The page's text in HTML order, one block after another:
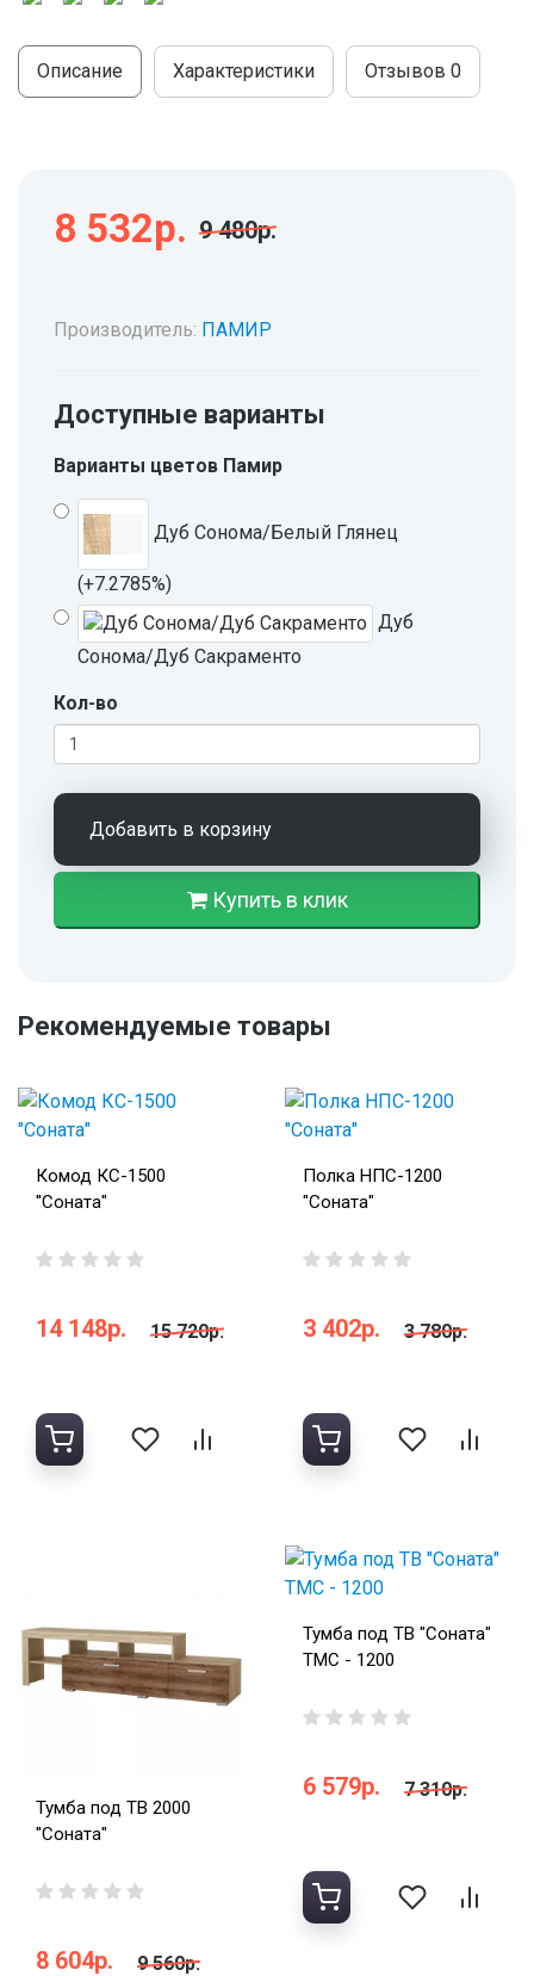
СТОЛЫ ПИСЬМЕННЫЕ
МОЙКИ
ШКАФЫ
Описание Характеристики Отзывов 0
8 532р. 9 480р.
Производитель: ПАМИР
Доступные варианты
Варианты цветов Памир
Дуб Сонома/Белый Глянец
(+7.2785%)
Дуб
Сонома/Дуб Сакраменто
Кол-во
Добавить в корзину
Купить в клик
Рекомендуемые товары
Комод КС-1500
"Соната"
14 148р. 15 720р.
Полка НПС-1200
"Соната"
3 402р. 3 780р.
Тумба под ТВ 2000
"Соната"
8 604р. 9 560р.
Тумба под ТВ "Соната"
ТМС - 1200
6 579р. 7 310р.